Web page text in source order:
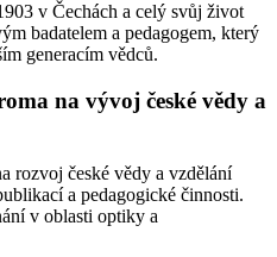
v Čechách a celý svůj život
badatelem a pedagogem, který
generacím vědců.
na vývoj české vědy a
rozvoj české vědy a vzdělání
a pedagogické činnosti.
v oblasti optiky a